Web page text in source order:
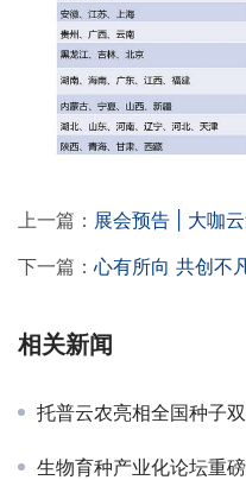
上一篇： 展会预告 | 大咖云集！
下一篇： 心有所向 共创不凡|托普云
相关新闻
托普云农亮相全国种子
生物育种产业化论坛重